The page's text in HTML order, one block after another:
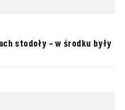
stodoły – w środku były